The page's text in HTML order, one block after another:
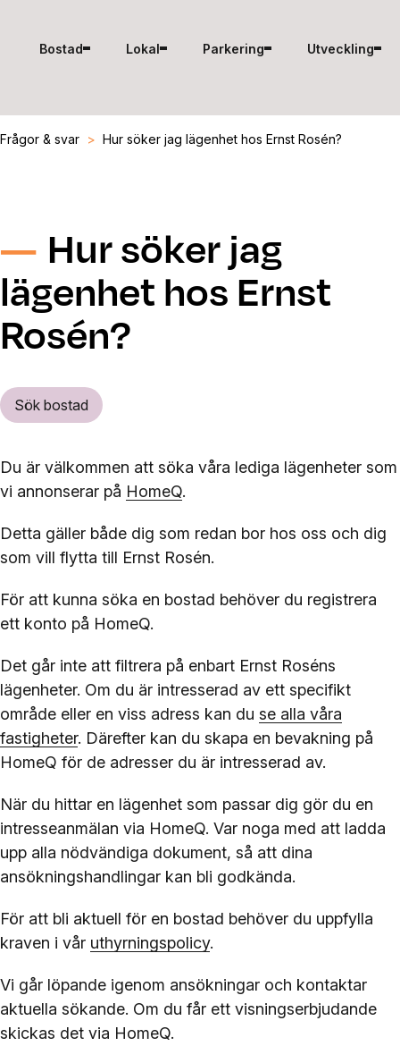
Bostad Lokal Parkering Utveckling
Frågor & svar > Hur söker jag lägenhet hos Ernst Rosén?
Hur söker jag
lägenhet hos Ernst
Rosén?
Sök bostad
Du är välkommen att söka våra lediga lägenheter som
vi annonserar på HomeQ.
Detta gäller både dig som redan bor hos oss och dig
som vill flytta till Ernst Rosén.
För att kunna söka en bostad behöver du registrera
ett konto på HomeQ.
Det går inte att filtrera på enbart Ernst Roséns
lägenheter. Om du är intresserad av ett specifikt
område eller en viss adress kan du se alla våra
fastigheter. Därefter kan du skapa en bevakning på
HomeQ för de adresser du är intresserad av.
När du hittar en lägenhet som passar dig gör du en
intresseanmälan via HomeQ. Var noga med att ladda
upp alla nödvändiga dokument, så att dina
ansökningshandlingar kan bli godkända.
För att bli aktuell för en bostad behöver du uppfylla
kraven i vår uthyrningspolicy.
Vi går löpande igenom ansökningar och kontaktar
aktuella sökande. Om du får ett visningserbjudande
skickas det via HomeQ.